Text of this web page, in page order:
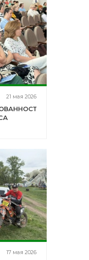
21 мая 2026
17 мая 2026